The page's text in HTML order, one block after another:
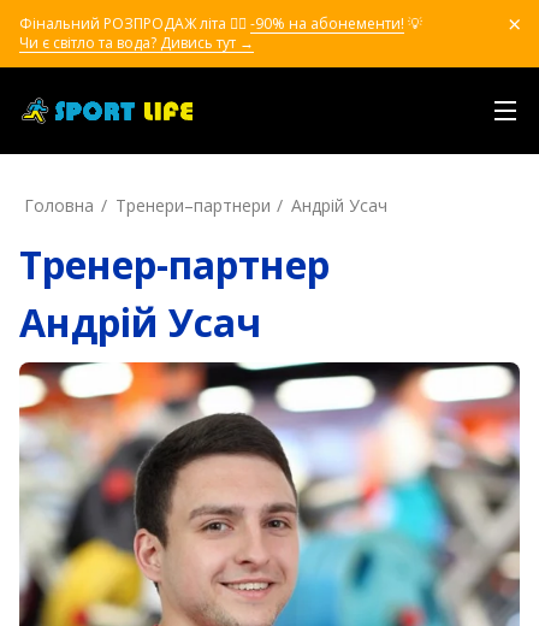
Фінальний РОЗПРОДАЖ літа ❤️‍🔥 -90% на абонементи! 💡
Чи є світло та вода? Дивись тут →
Головна Тренери–партнери Андрій Усач
Тренер-партнер
Андрій Усач